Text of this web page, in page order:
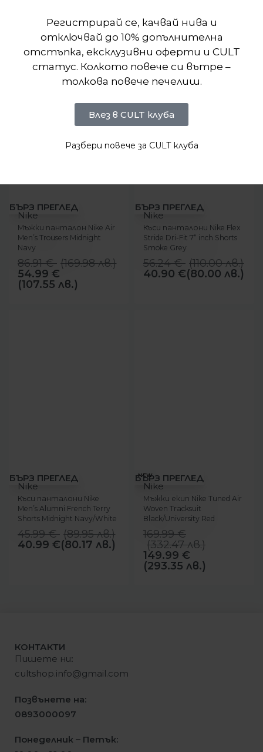
Подобни продукти
-37%
БЪРЗ ПРЕГЛЕД
Nike
Мъжки панталон Nike Air
Men’s Trousers Midnight
Navy
86.91€ (169.98лв.)
54.99 €
(107.55 лв.)
-27%
БЪРЗ ПРЕГЛЕД
Nike
Къси панталони Nike Flex
Stride Dri-Fit 7“ inch Shorts
Smoke Grey
56.24€ (110.00лв.)
40.90 €(80.00 лв.)
-11%
БЪРЗ ПРЕГЛЕД
Nike
Къси панталони Nike
Men’s Alumni French Terry
Shorts Midnight Navy/White
45.99€ (89.95лв.)
40.99 €(80.17 лв.)
-12%
NEW
БЪРЗ ПРЕГЛЕД
Nike
Мъжки екип Nike Tuned Air
Woven Tracksuit
Black/University Red
169.99€
(332.47лв.)
149.99 €
(293.35 лв.)
КОНТАКТИ
Пишете ни:
cultshop.info@gmail.com
Позвънете на:
0893000097
Понеделник – Петък:
Регистрирай се, качвай нива и
отключвай до 10% допълнителна
отстъпка, ексклузивни оферти и CULT
статус. Колкото повече си вътре –
толкова повече печелиш.
Влез в CULT клуба
Разбери повече за CULT клуба